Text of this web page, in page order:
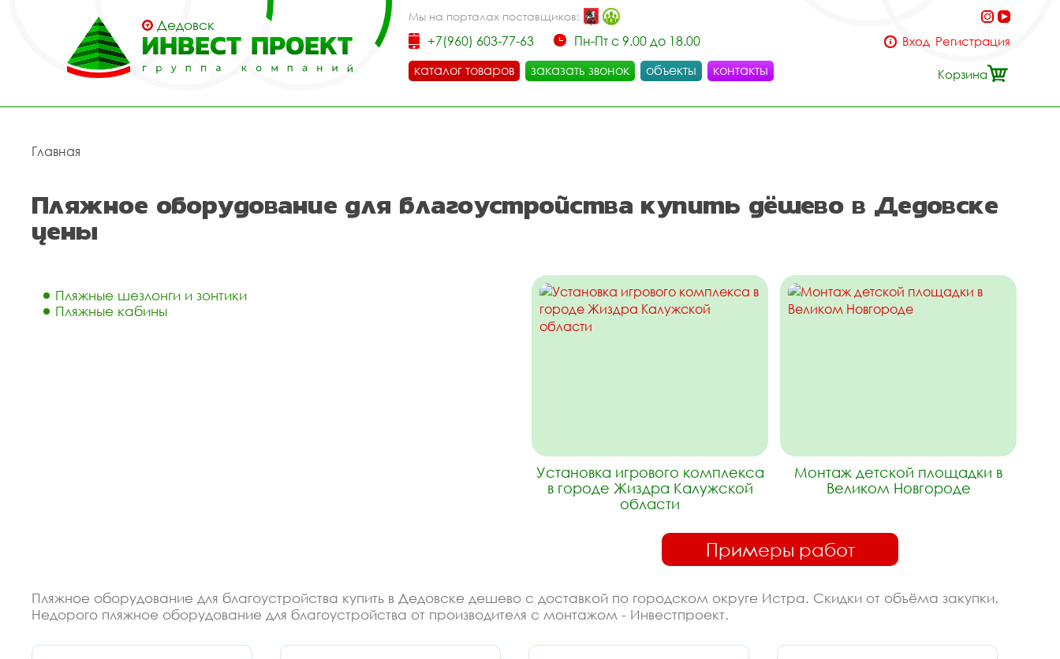
Дедовск
Мы на порталах поставщиков:
+7(960) 603-77-63
Пн-Пт с 9.00 до 18.00
каталог товаров
заказать звонок объекты контакты
Вход Регистрация
Корзина
Главная
Пляжное оборудование для благоустройства купить дёшево в Дедовске
цены
Пляжные шезлонги и зонтики
Пляжные кабины
Установка игрового комплекса
в городе Жиздра Калужской
области
Монтаж детской площадки в
Великом Новгороде
Примеры работ
Пляжное оборудование для благоустройства купить в Дедовске дешево с доставкой по городском округе Истра. Скидки от объёма закупки.
Недорого пляжное оборудование для благоустройства от производителя с монтажом - Инвестпроект.